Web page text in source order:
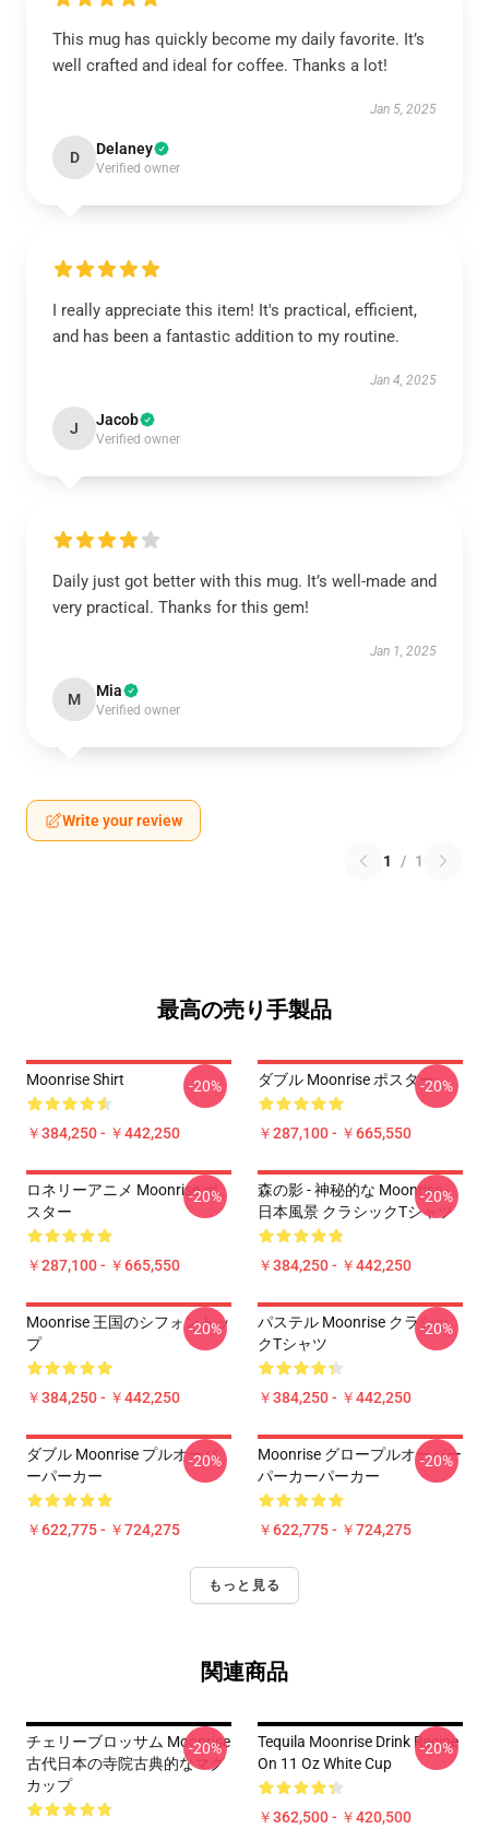
This mug has quickly become my daily favorite. It’s
well crafted and ideal for coffee. Thanks a lot!
Jan 5, 2025
D Delaney
Verified owner
I really appreciate this item! It's practical, efficient,
and has been a fantastic addition to my routine.
Jan 4, 2025
J Jacob
Verified owner
Daily just got better with this mug. It’s well-made and
very practical. Thanks for this gem!
Jan 1, 2025
M Mia
Verified owner
Write your review
1 / 1
最高の売り手製品
Moonrise Shirt
￥384,250 - ￥442,250
-20% ダブル Moonrise ポスター
￥287,100 - ￥665,550
-20%
ロネリーアニメ Moonrise ポ
スター
￥287,100 - ￥665,550
-20%
森の影 - 神秘的な Moonrise -
日本風景 クラシックTシャツ
￥384,250 - ￥442,250
-20%
Moonrise 王国のシフォントッ
プ
￥384,250 - ￥442,250
-20%
パステル Moonrise クラシッ
クTシャツ
￥384,250 - ￥442,250
-20%
ダブル Moonrise プルオーバ
ーパーカー
￥622,775 - ￥724,275
-20%
Moonrise グロープルオーバー
パーカーパーカー
￥622,775 - ￥724,275
-20%
もっと見る
関連商品
チェリーブロッサム Moonrise
古代日本の寺院古典的なマグ
カップ
-20%
Tequila Moonrise Drink Recipe
On 11 Oz White Cup
￥362,500 - ￥420,500
-20%